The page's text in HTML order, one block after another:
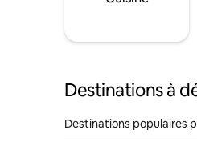
Destinations à
Destinations populaires